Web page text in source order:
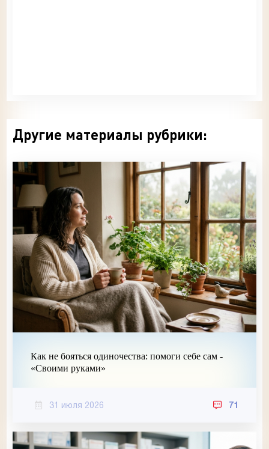
Другие материалы рубрики:
Как не бояться одиночества: помоги себе сам -
«Своими руками»
31 июля 2026 71